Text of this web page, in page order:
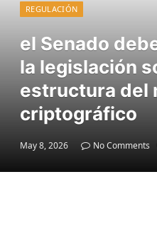
REGULACIÓN
el Senado
la legislación
estructura del
criptográfico
May 8, 2026 No Comments